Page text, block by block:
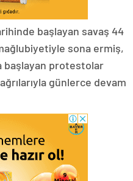
başlayan savaş 44
sona ermiş,
başlayan protestolar
günlerce devam